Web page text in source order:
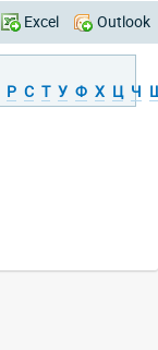
Excel Outlook
Р С Т У Ф Х Ц Ч